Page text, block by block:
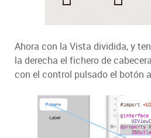
Ahora con la Vista dividida, y
la derecha el fichero de
con el control pulsado el botón